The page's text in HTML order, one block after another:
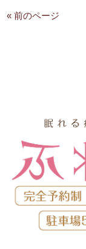
« 前のページ